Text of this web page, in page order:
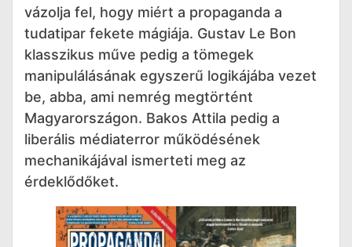
vázolja fel, hogy miért a propaganda a
tudatipar fekete mágiája. Gustav Le Bon
klasszikus műve pedig a tömegek
manipulálásának egyszerű logikájába vezet
be, abba, ami nemrég megtörtént
Magyarországon. Bakos Attila pedig a
liberális médiaterror működésének
mechanikájával ismerteti meg az
érdeklődőket.